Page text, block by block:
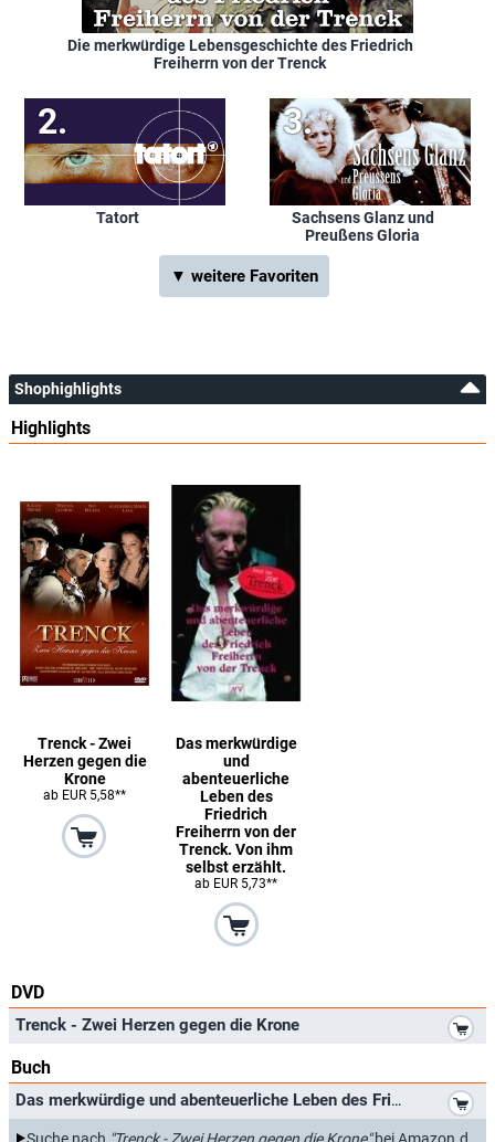
Die merkwürdige Lebensgeschichte des Friedrich
Freiherrn von der Trenck
Tatort
Sachsens Glanz und
Preußens Gloria
▼ weitere Favoriten
Shophighlights
Highlights
Trenck - Zwei
Herzen gegen die
Krone
ab EUR 5,58**
Das merkwürdige
und
abenteuerliche
Leben des
Friedrich
Freiherrn von der
Trenck. Von ihm
selbst erzählt.
ab EUR 5,73**
DVD
Trenck - Zwei Herzen gegen die Krone
Buch
Das merkwürdige und abenteuerliche Leben des Friedrich Freiherrn von der Trenck. Von ihm selbst erzählt.
Suche nach "Trenck - Zwei Herzen gegen die Krone"bei Amazon.de